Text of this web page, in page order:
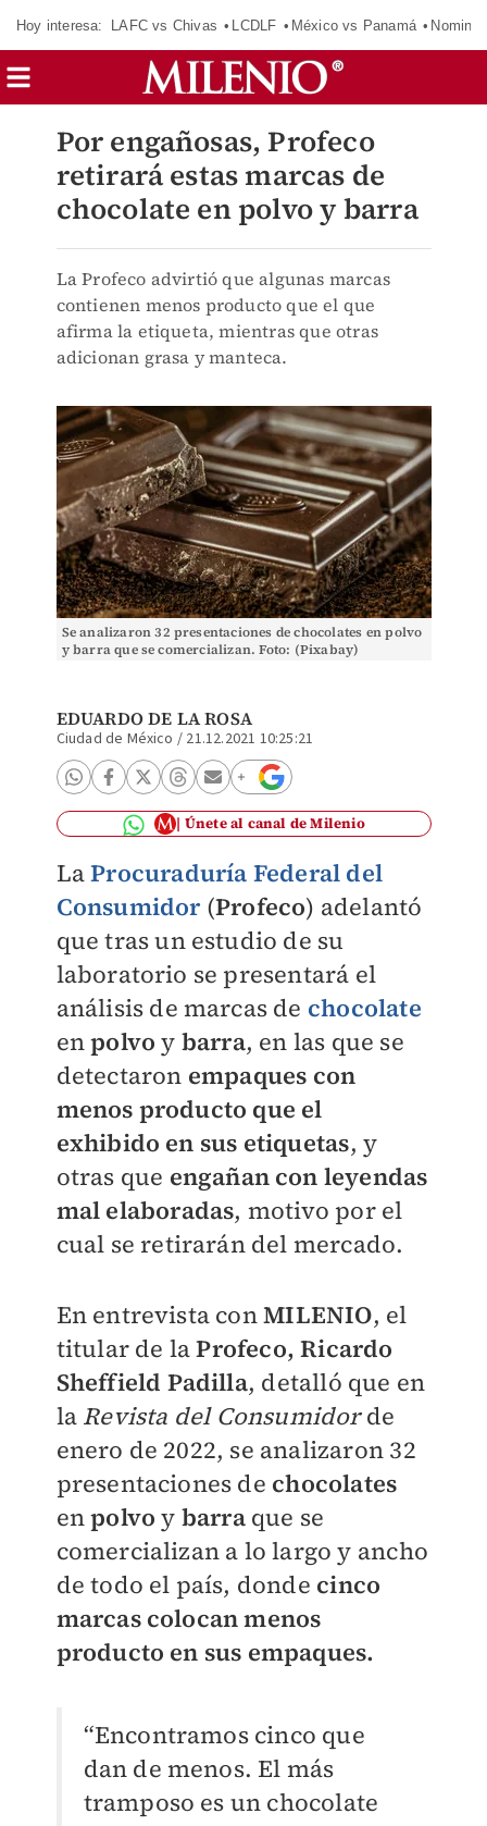
Hoy interesa: LAFC vs Chivas LCDLF México vs Panamá
Por engañosas, Profeco
retirará estas marcas de
chocolate en polvo y barra
La Profeco advirtió que algunas marcas
contienen menos producto que el que
afirma la etiqueta, mientras que otras
adicionan grasa y manteca.
Se analizaron 32 presentaciones de chocolates en polvo
y barra que se comercializan. Foto: (Pixabay)
EDUARDO DE LA ROSA
Ciudad de México / 21.12.2021 10:25:21
Únete al canal de Milenio
LaProcuraduría Federal del
Consumidor(Profeco) adelantó
que tras un estudio de su
laboratorio se presentará el
análisis de marcas de chocolate
enpolvoy barra, en las que se
detectaron empaques con
menos producto que el
exhibido en sus etiquetas, y
otras que engañan con leyendas
mal elaboradas, motivo por el
cual se retirarán del mercado.
En entrevista conMILENIO, el
titular de laProfeco, Ricardo
Sheffield Padilla, detalló que en
la Revista del Consumidorde
enero de 2022, se analizaron 32
presentaciones de chocolates
enpolvoy barra que se
comercializan a lo largo y ancho
de todo el país, donde cinco
marcas colocan menos
producto en sus empaques.
“Encontramos cinco que
dan de menos. El más
tramposo es un chocolate